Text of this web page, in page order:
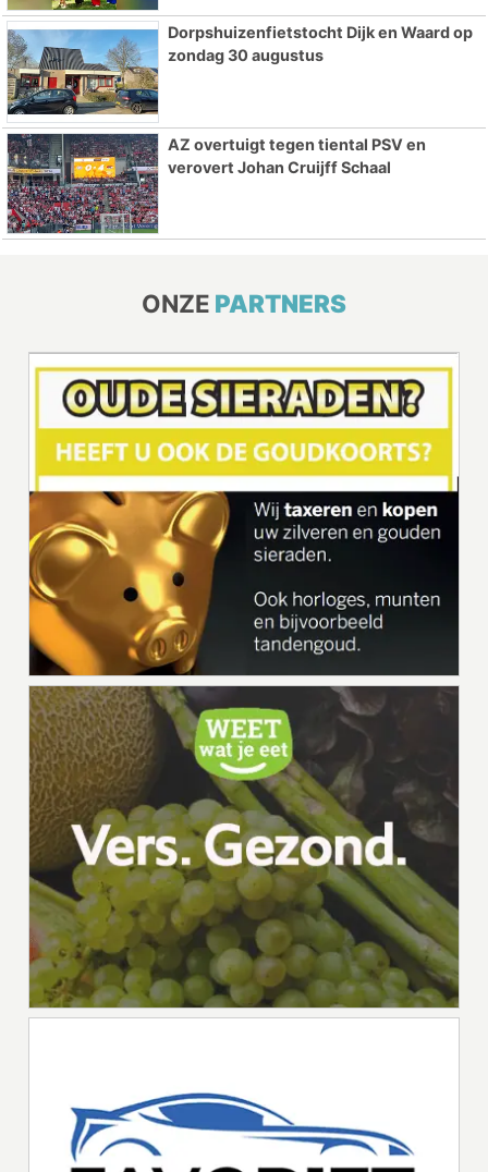
Dorpshuizenfietstocht Dijk en Waard op
zondag 30 augustus
AZ overtuigt tegen tiental PSV en
verovert Johan Cruijff Schaal
ONZE PARTNERS